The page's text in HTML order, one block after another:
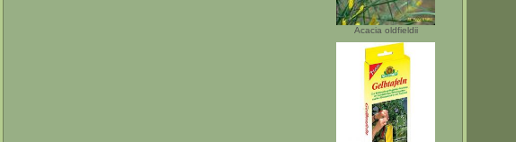
Acacia oldfieldii